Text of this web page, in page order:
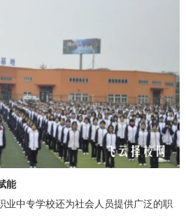
能
业中专学校还为社会人员提供广泛的职